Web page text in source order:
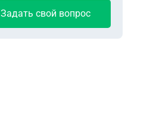
Задать свой вопрос